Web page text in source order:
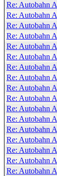
Re: Autobahn
Re: Autobahn
Re: Autobahn
Re: Autobahn
Re: Autobahn
Re: Autobahn
Re: Autobahn
Re: Autobahn
Re: Autobahn
Re: Autobahn
Re: Autobahn
Re: Autobahn
Re: Autobahn
Re: Autobahn
Re: Autobahn
Re: Autobahn
Re: Autobahn